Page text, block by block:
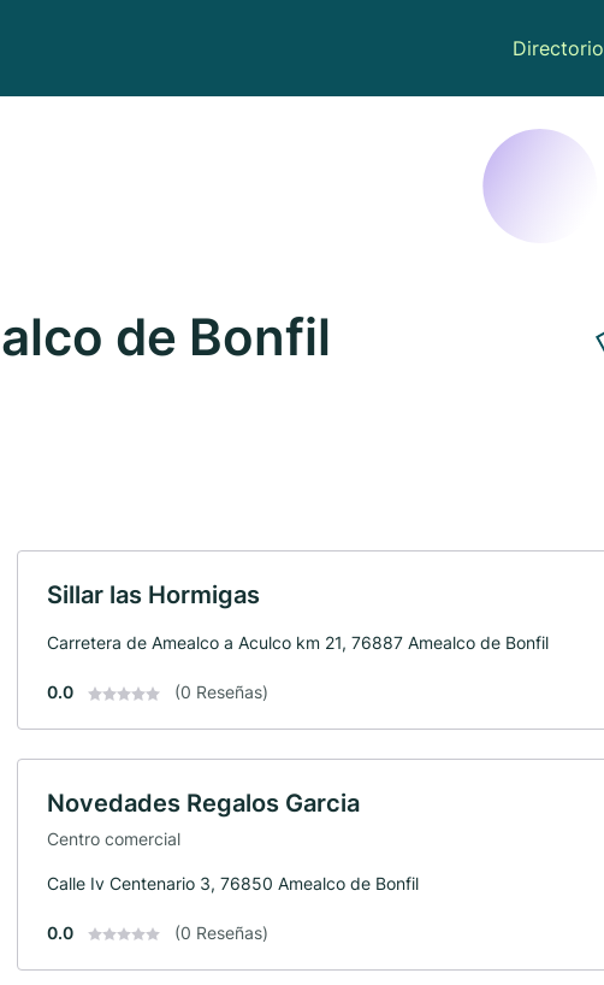
Directorio
de Bonfil
Sillar las Hormigas
Carretera de Amealco a Aculco km 21, 76887 Amealco de Bonfil
0.0 (0 Reseñas)
Novedades Regalos Garcia
Centro comercial
Calle Iv Centenario 3, 76850 Amealco de Bonfil
0.0 (0 Reseñas)